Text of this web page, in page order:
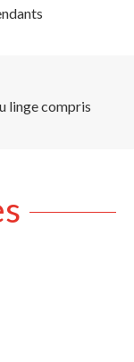
linge compris